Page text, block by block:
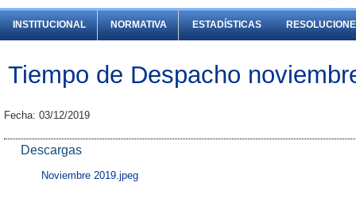
INSTITUCIONAL NORMATIVA ESTADÍSTICAS
Tiempo de Despacho
Fecha: 03/12/2019
Descargas
Noviembre 2019.jpeg